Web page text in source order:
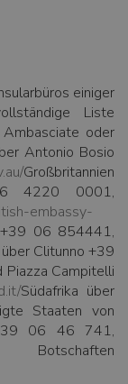
einiger
Liste
oder
Antonio Bosio
Großbritannien
4220 0001,
embassy-
+39 06 854441,
Clitunno +39
Piazza Campitelli
Südafrika über
Staaten von
06 46 741,